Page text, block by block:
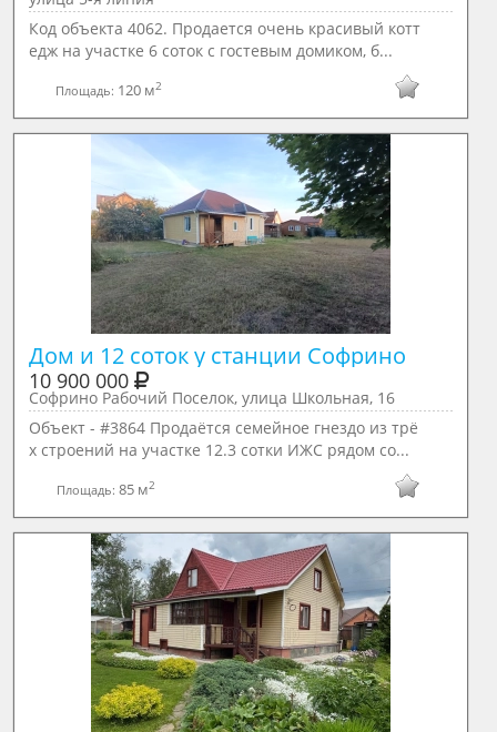
Код объекта 4062. Продается очень красивый котт
едж на участке 6 соток с гостевым домиком, б...
Площадь: 120 м2
Дом и 12 соток у станции Софрино
10 900 000
Софрино Рабочий Поселок, улица Школьная, 16
Объект - #3864 Продаётся семейное гнездо из трё
х строений на участке 12.3 сотки ИЖС рядом со...
Площадь:85 м2